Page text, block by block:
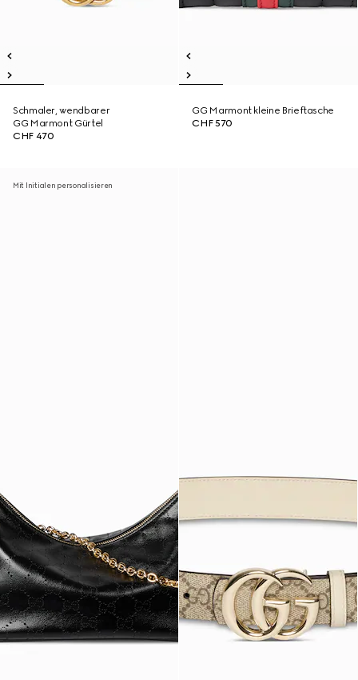
Schmaler, wendbarer
GG Marmont Gürtel
CHF 470
GG Marmont kleine Brieftasche
CHF 570
Mit Initialen personalisieren